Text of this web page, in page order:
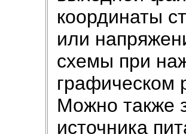
координаты
или
схемы при
графическом
Можно также
источника